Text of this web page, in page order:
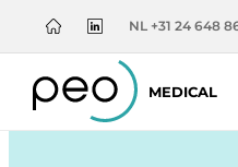
NL +31 24 648
MEDICAL